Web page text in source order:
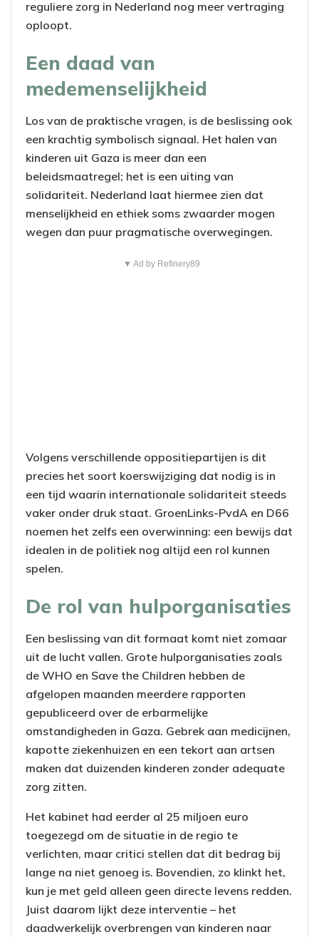
reguliere zorg in Nederland nog meer vertraging
oploopt.
Een daad van
medemenselijkheid
Los van de praktische vragen, is de beslissing ook
een krachtig symbolisch signaal. Het halen van
kinderen uit Gaza is meer dan een
beleidsmaatregel; het is een uiting van
solidariteit. Nederland laat hiermee zien dat
menselijkheid en ethiek soms zwaarder mogen
wegen dan puur pragmatische overwegingen.
▼ Ad by Refinery89
Volgens verschillende oppositiepartijen is dit
precies het soort koerswijziging dat nodig is in
een tijd waarin internationale solidariteit steeds
vaker onder druk staat. GroenLinks-PvdA en D66
noemen het zelfs een overwinning: een bewijs dat
idealen in de politiek nog altijd een rol kunnen
spelen.
De rol van hulporganisaties
Een beslissing van dit formaat komt niet zomaar
uit de lucht vallen. Grote hulporganisaties zoals
de WHO en Save the Children hebben de
afgelopen maanden meerdere rapporten
gepubliceerd over de erbarmelijke
omstandigheden in Gaza. Gebrek aan medicijnen,
kapotte ziekenhuizen en een tekort aan artsen
maken dat duizenden kinderen zonder adequate
zorg zitten.
Het kabinet had eerder al 25 miljoen euro
toegezegd om de situatie in de regio te
verlichten, maar critici stellen dat dit bedrag bij
lange na niet genoeg is. Bovendien, zo klinkt het,
kun je met geld alleen geen directe levens redden.
Juist daarom lijkt deze interventie – het
daadwerkelijk overbrengen van kinderen naar